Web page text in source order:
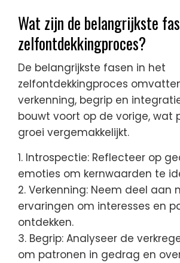
Wat zijn de belangrijkste
zelfontdekkingproces?
De belangrijkste fasen in het
zelfontdekkingproces
verkenning, begrip en
bouwt voort op de vorige, wat
groei vergemakkelijkt.
1. Introspectie: Reflecteer op
emoties om kernwaarden te
2. Verkenning: Neem deel aan
ervaringen om interesses en
ontdekken.
3. Begrip: Analyseer de
om patronen in gedrag en